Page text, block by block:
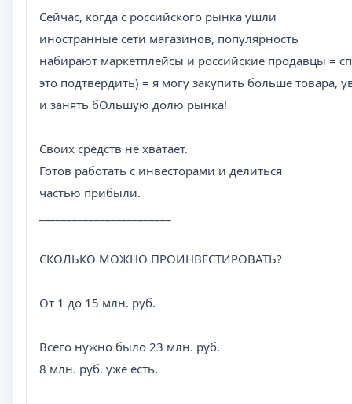
Сейчас, когда с российского рынка ушли
иностранные сети магазинов, популярность
набирают маркетплейсы и российские продавцы =
это подтвердить) = я могу закупить больше товара,
и занять бОльшую долю рынка!
Своих средств не хватает.
Готов работать с инвесторами и делиться
частью прибыли.
СКОЛЬКО МОЖНО ПРОИНВЕСТИРОВАТЬ?
От 1 до 15 млн. руб.
Всего нужно было 23 млн. руб.
8 млн. руб. уже есть.